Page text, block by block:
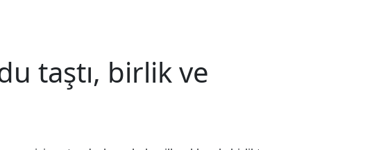
taştı, birlik ve